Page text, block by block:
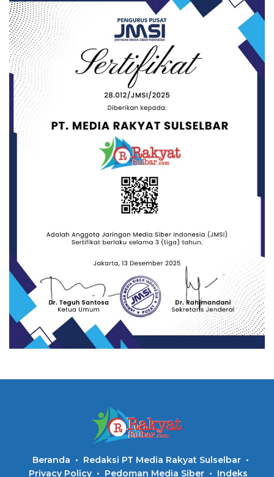
Beranda
Redaksi PT Media Rakyat Sulselbar
Privacy Policy
Pedoman Media Siber Indeks